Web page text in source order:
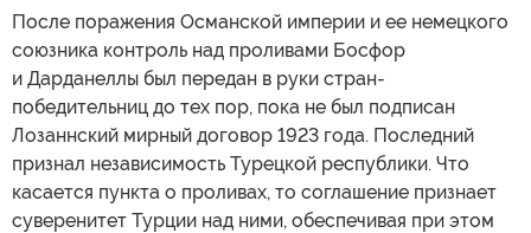
После поражения Османской империи и ее немецкого
союзника контроль над проливами Босфор
и Дарданеллы был передан в руки стран-
победительниц до тех пор, пока не был подписан
Лозаннский мирный договор 1923 года. Последний
признал независимость Турецкой республики. Что
касается пункта о проливах, то соглашение признает
суверенитет Турции над ними, обеспечивая при этом